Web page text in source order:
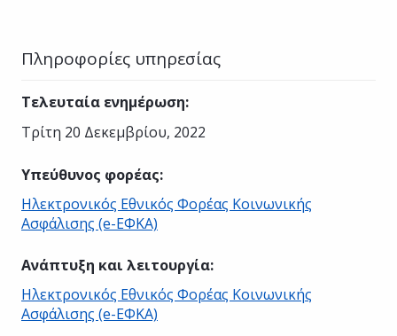
Πληροφορίες υπηρεσίας
Τελευταία ενημέρωση:
Τρίτη 20 Δεκεμβρίου, 2022
Υπεύθυνος φορέας:
Ηλεκτρονικός Εθνικός Φορέας Κοινωνικής
Ασφάλισης (e-ΕΦΚΑ)
Ανάπτυξη και λειτουργία:
Ηλεκτρονικός Εθνικός Φορέας Κοινωνικής
Ασφάλισης (e-ΕΦΚΑ)